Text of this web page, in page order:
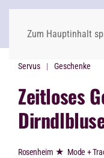
Zum Hauptinhalt
Servus Geschenke
Zeitloses
Rosenheim ★ Mode +